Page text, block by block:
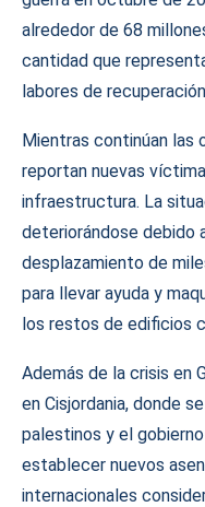
alrededor de 68
cantidad que
labores de
Mientras continúan las
reportan nuevas
infraestructura. La
deteriorándose debido
desplazamiento de
para llevar ayuda y
los restos de edificios
Además de la crisis en
en Cisjordania, donde
palestinos y el
establecer nuevos
internacionales